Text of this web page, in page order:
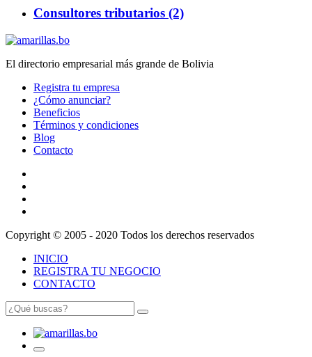
Consultores tributarios (2)
El directorio empresarial más grande de Bolivia
Registra tu empresa
¿Cómo anunciar?
Beneficios
Términos y condiciones
Blog
Contacto
Copyright © 2005 - 2020 Todos los derechos reservados
INICIO
REGISTRA TU NEGOCIO
CONTACTO